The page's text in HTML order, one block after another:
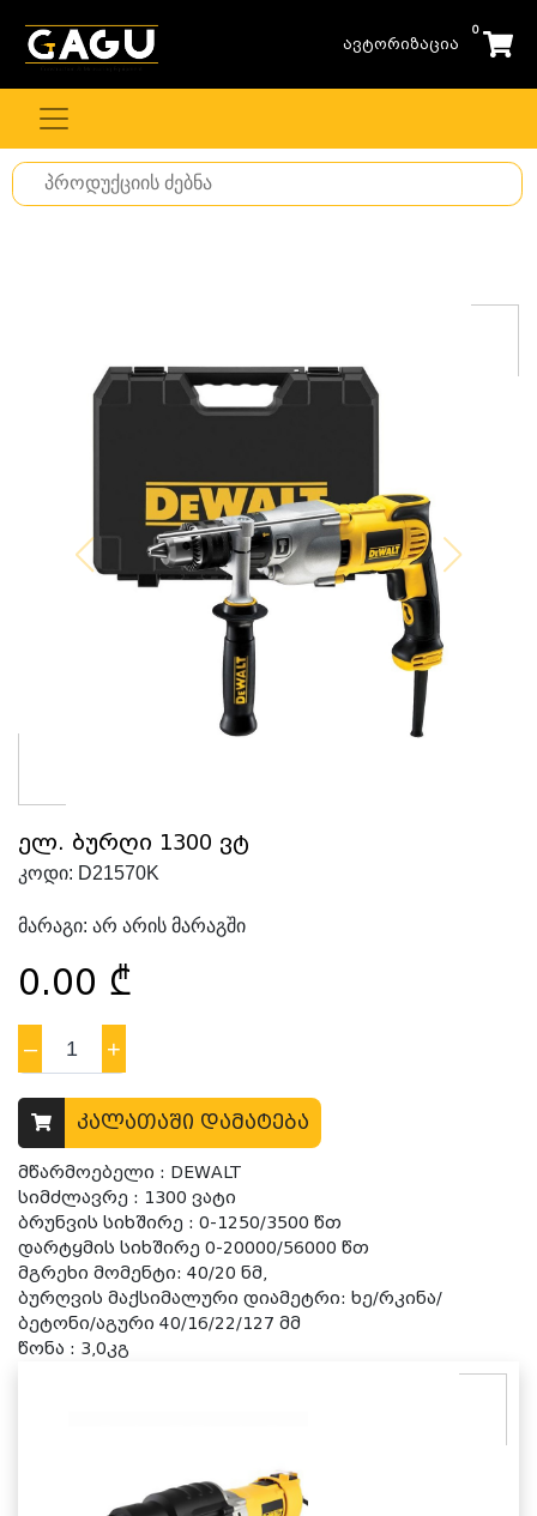
ავტორიზაცია
0
Search
for
ელ. ბურღი 1300 ვტ
კოდი: D21570K
მარაგი: არ არის მარაგში
0.00 ₾
– 1 +
კალათაში დამატება
მწარმოებელი : DEWALT
სიმძლავრე : 1300 ვატი
ბრუნვის სიხშირე : 0-1250/3500 წთ
დარტყმის სიხშირე 0-20000/56000 წთ
მგრეხი მომენტი: 40/20 ნმ,
ბურღვის მაქსიმალური დიამეტრი: ხე/რკინა/
ბეტონი/აგური 40/16/22/127 მმ
წონა : 3,0კგ